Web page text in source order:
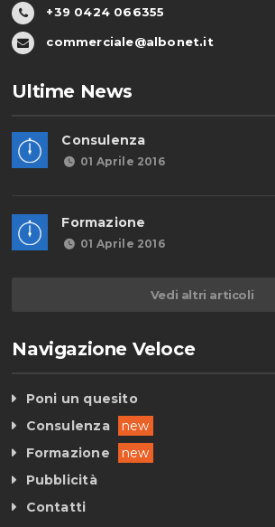
+39 0424 066355
commerciale@albonet.it
Ultime News
Consulenza
01 Aprile 2016
Formazione
01 Aprile 2016
Vedi altri articoli
Navigazione Veloce
Poni un quesito
Consulenza
new
Formazione
new
Pubblicità
Contatti